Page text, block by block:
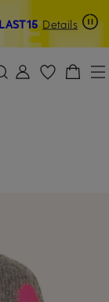
ÜBERSPRINGEN
LAST15 Details